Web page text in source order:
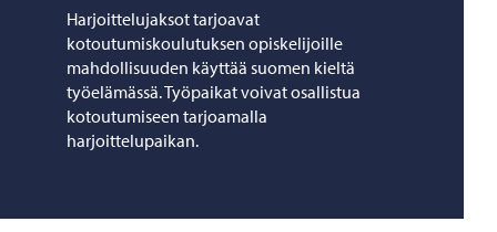
Harjoittelujaksot tarjoavat
kotoutumiskoulutuksen opiskelijoille
mahdollisuuden käyttää suomen kieltä
työelämässä. Työpaikat voivat osallistua
kotoutumiseen tarjoamalla
harjoittelupaikan.